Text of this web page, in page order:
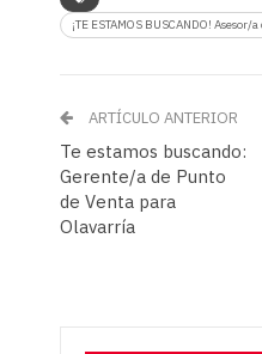
¡TE ESTAMOS BUSCANDO!
ARTÍCULO ANTERIOR
Te estamos buscando:
Gerente/a de Punto
de Venta para
Olavarría